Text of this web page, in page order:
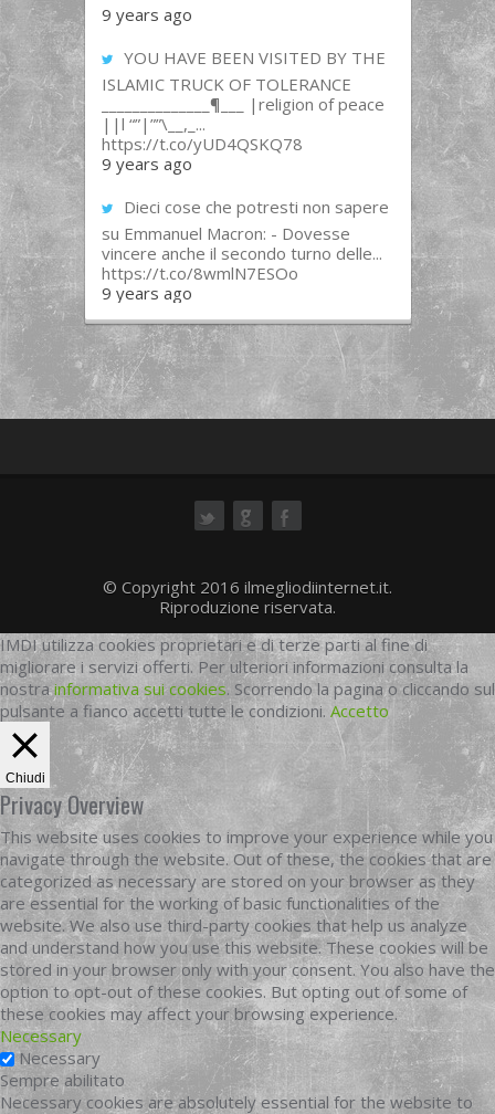
9 years ago
YOU HAVE BEEN VISITED BY THE
ISLAMIC TRUCK OF TOLERANCE
______________¶___ |religion of peace
||l “”|””\__,_...
https://t.co/yUD4QSKQ78
9 years ago
Dieci cose che potresti non sapere
su Emmanuel Macron: - Dovesse
vincere anche il secondo turno delle...
https://t.co/8wmlN7ESOo
9 years ago
© Copyright 2016 ilmegliodiinternet.it.
Riproduzione riservata.
IMDI utilizza cookies proprietari e di terze parti al fine di
migliorare i servizi offerti. Per ulteriori informazioni consulta la
nostrainformativa sui cookies. Scorrendo la pagina o cliccando sul
pulsante a fianco accetti tutte le condizioni. Accetto
Chiudi
Privacy Overview
This website uses cookies to improve your experience while you
navigate through the website. Out of these, the cookies that are
categorized as necessary are stored on your browser as they
are essential for the working of basic functionalities of the
website. We also use third-party cookies that help us analyze
and understand how you use this website. These cookies will be
stored in your browser only with your consent. You also have the
option to opt-out of these cookies. But opting out of some of
these cookies may affect your browsing experience.
Necessary
Necessary
Sempre abilitato
Necessary cookies are absolutely essential for the website to